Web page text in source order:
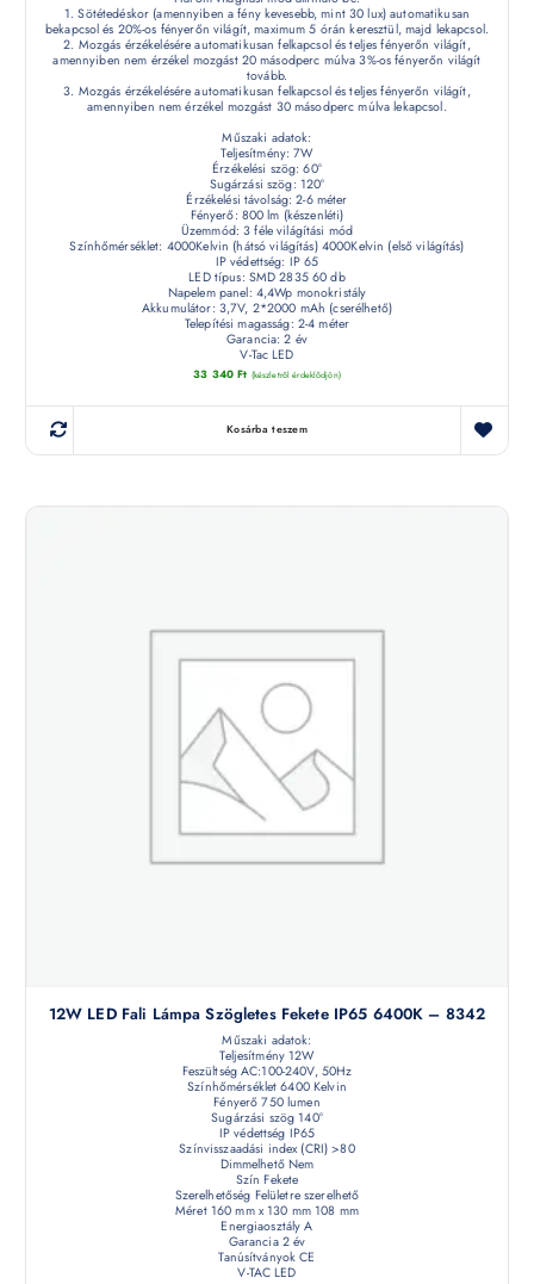
1. Sötétedéskor (amennyiben a fény kevesebb, mint 30 lux) automatikusan
bekapcsol és 20%-os fényerőn világít, maximum 5 órán keresztül, majd lekapcsol.
2. Mozgás érzékelésére automatikusan felkapcsol és teljes fényerőn világít,
amennyiben nem érzékel mozgást 20 másodperc múlva 3%-os fényerőn világít
tovább.
3. Mozgás érzékelésére automatikusan felkapcsol és teljes fényerőn világít,
amennyiben nem érzékel mozgást 30 másodperc múlva lekapcsol.
Műszaki adatok:
Teljesítmény: 7W
Érzékelési szög: 60°
Sugárzási szög: 120°
Érzékelési távolság: 2-6 méter
Fényerő: 800 lm (készenléti)
Üzemmód: 3 féle világítási mód
Színhőmérséklet: 4000Kelvin (hátsó világítás) 4000Kelvin (első világítás)
IP védettség: IP 65
LED típus: SMD 2835 60 db
Napelem panel: 4,4Wp monokristály
Akkumulátor: 3,7V, 2*2000 mAh (cserélhető)
Telepítési magasság: 2-4 méter
Garancia: 2 év
V-Tac LED
33 340Ft (készletről érdeklődjön)
Kosárba teszem
12W LED Fali Lámpa Szögletes Fekete IP65 6400K – 8342
Műszaki adatok:
Teljesítmény 12W
Feszültség AC:100-240V, 50Hz
Színhőmérséklet 6400 Kelvin
Fényerő 750 lumen
Sugárzási szög 140°
IP védettség IP65
Színvisszaadási index (CRI) >80
Dimmelhető Nem
Szín Fekete
Szerelhetőség Felületre szerelhető
Méret 160 mm x 130 mm 108 mm
Energiaosztály A
Garancia 2 év
Tanúsítványok CE
V-TAC LED